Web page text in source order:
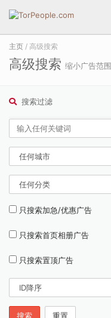
主页 / 高级搜索
高级搜索 缩小广告范围
搜索过滤
只搜索加急/优惠广告
只搜索首页相册广告
只搜索置顶广告
搜索 重置